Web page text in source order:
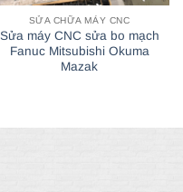
SỬA CHỮA MÁY CNC
Sửa máy CNC sửa bo mạch
Fanuc Mitsubishi Okuma
Mazak